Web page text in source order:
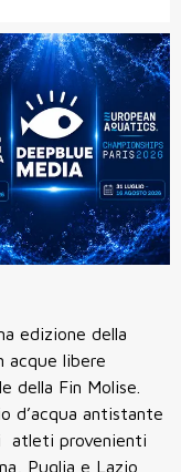
edizione della
acque libere
della Fin Molise.
d’acqua antistante
atleti provenienti
Puglia e Lazio